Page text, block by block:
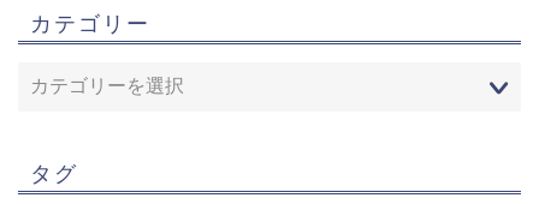
カテゴリー
タグ